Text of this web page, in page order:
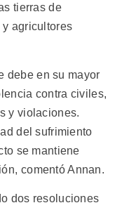
tierras de
y agricultores
debe en su mayor
contra civiles,
y violaciones.
del sufrimiento
se mantiene
comentó Annan.
dos resoluciones